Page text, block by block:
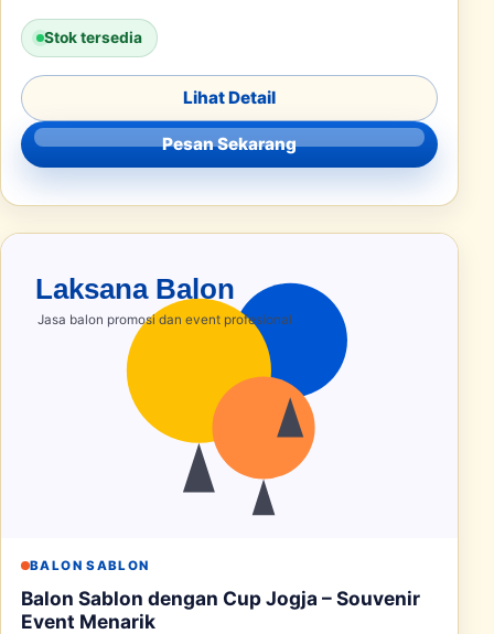
Stok tersedia
Lihat Detail
Pesan Sekarang
BALON SABLON
Balon Sablon dengan Cup Jogja – Souvenir
Event Menarik